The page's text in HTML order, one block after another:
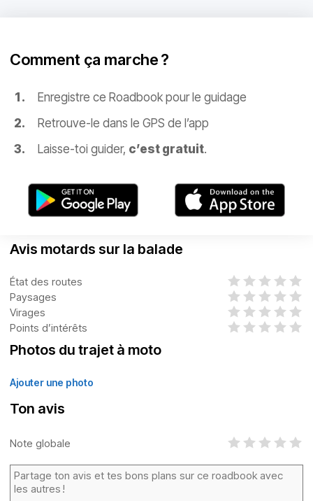
Comment ça marche ?
Enregistre ce Roadbook pour le guidage
Retrouve-le dans le GPS de l’app
Laisse-toi guider, c’est gratuit.
Avis motards sur la balade
État des routes
Paysages
Virages
Points d’intérêts
Photos du trajet à moto
Ajouter une photo
Ton avis
Note globale